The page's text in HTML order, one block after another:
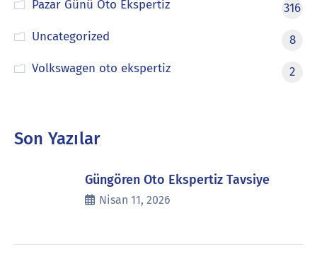
Pazar Günü Oto Ekspertiz
316
Uncategorized
8
Volkswagen oto ekspertiz
2
Son Yazılar
Güngören Oto Ekspertiz Tavsiye
Nisan 11, 2026